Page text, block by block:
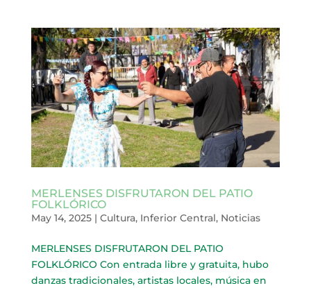
MERLENSES DISFRUTARON DEL PATIO
FOLKLÓRICO
May 14, 2025| Cultura, Inferior Central, Noticias
MERLENSES DISFRUTARON DEL PATIO
FOLKLÓRICO Con entrada libre y gratuita, hubo
danzas tradicionales, artistas locales, música en